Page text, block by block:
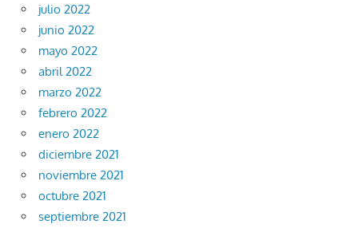
julio 2022
junio 2022
mayo 2022
abril 2022
marzo 2022
febrero 2022
enero 2022
diciembre 2021
noviembre 2021
octubre 2021
septiembre 2021